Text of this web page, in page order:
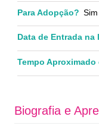
Para Adopção? Sim
Data de Entrada
Tempo Aproximado
Biografia e